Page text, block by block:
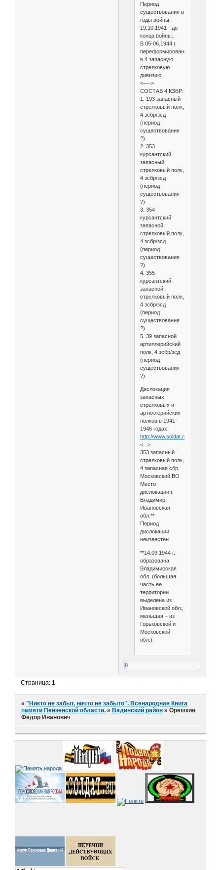
Период
существования в
годы войны:
19.10.1941 - до
конца войны.
В 05-06.1944 г.
переформирована
в 4 запасную
стрелковую
дивизию.
<---->
СОСТАВ 4 КЗБР:
1. 193 запасный
стрелковый полк,
4 зсбр/зсд
(период
существования
?)
2. 353
курсантский
запасный
стрелковый полк,
4 зсбр/зсд
(период
существования
?)
3. 354
курсантский
запасной
стрелковый полк,
4 зсбр/зсд
(период
существования
?)
4. 355
курсантский
запасной
стрелковый полк,
4 зсбр/зсд
(период
существования
?)
5. 39 запасной
артиллерийский
полк, 4 зсбр/зсд
(период
существования
?)
Дислокация
запасных
стрелковых и
артиллерийских
полков в 1941-
1946 годах.
http://www.soldat.ru
<...>
353 запасный
стрелковый полк,
4 запасная сбр,
Московский ВО
Место
дислокации г.
Владимир,
Ивановская
обл.**
Период
дислокации:
неизвестен
**14.09.1944 г.
образована
Владимирская
обл. (большая
часть ее
территории
выделена из
Ивановской обл.;
меньшая – из
Горьковской и
Московской
обл.).
0
Страница:1
»"Никто не забыт, ничто не забыто". Всенародная Книга
памяти Пензенской области. » Вадинский район »Орешкин
Федор Иванович